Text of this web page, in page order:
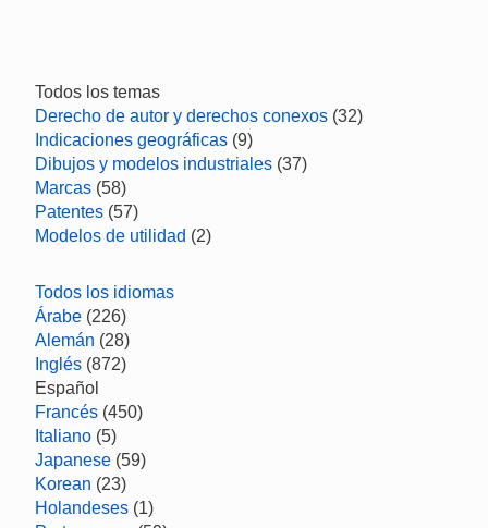
Todos los temas
Derecho de autor y derechos conexos (32)
Indicaciones geográficas (9)
Dibujos y modelos industriales (37)
Marcas (58)
Patentes (57)
Modelos de utilidad (2)
Todos los idiomas
Árabe (226)
Alemán (28)
Inglés (872)
Español
Francés (450)
Italiano (5)
Japanese (59)
Korean (23)
Holandeses (1)